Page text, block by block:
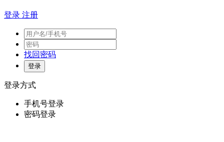
登录 注册
找回密码
登录方式
手机号登录
密码登录